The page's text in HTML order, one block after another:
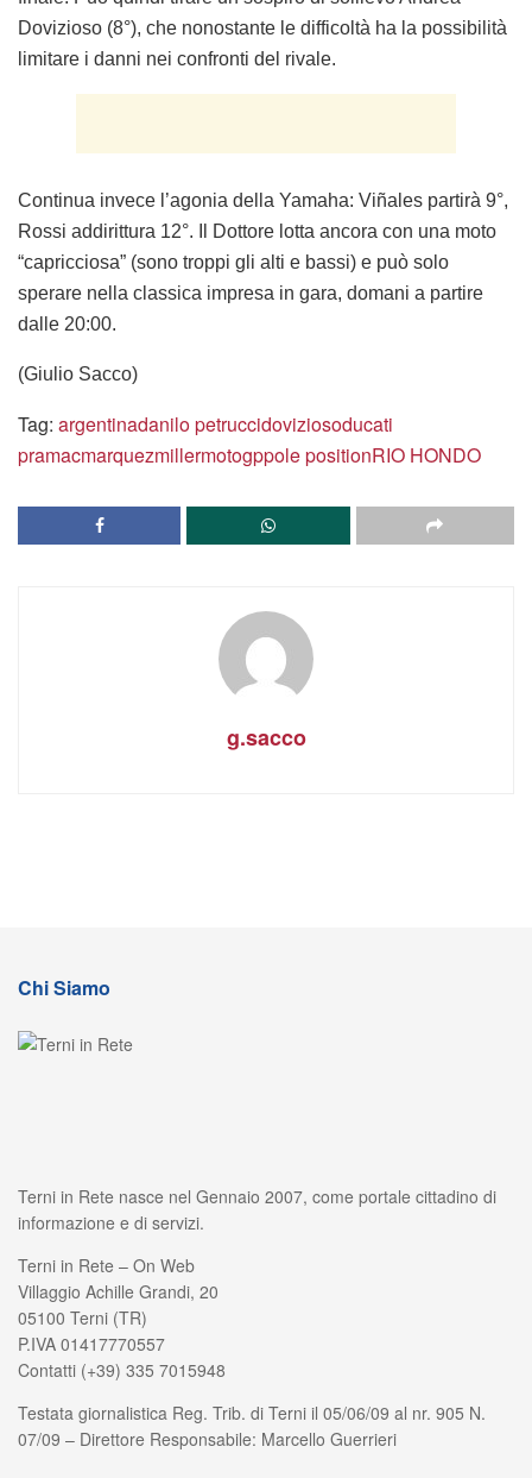
Dovizioso (8°), che nonostante le difficoltà ha la possibilità
limitare i danni nei confronti del rivale.
Continua invece l’agonia della Yamaha: Viñales partirà 9°,
Rossi addirittura 12°. Il Dottore lotta ancora con una moto
“capricciosa” (sono troppi gli alti e bassi) e può solo
sperare nella classica impresa in gara, domani a partire
dalle 20:00.
(Giulio Sacco)
Tag: argentinadanilo petruccidoviziosoducati
pramacmarquezmillermotogppole positionRIO HONDO
g.sacco
Chi Siamo
Terni in Rete nasce nel Gennaio 2007, come portale cittadino di
informazione e di servizi.
Terni in Rete – On Web
Villaggio Achille Grandi, 20
05100 Terni (TR)
P.IVA 01417770557
Contatti (+39) 335 7015948
Testata giornalistica Reg. Trib. di Terni il 05/06/09 al nr. 905 N.
07/09 – Direttore Responsabile: Marcello Guerrieri